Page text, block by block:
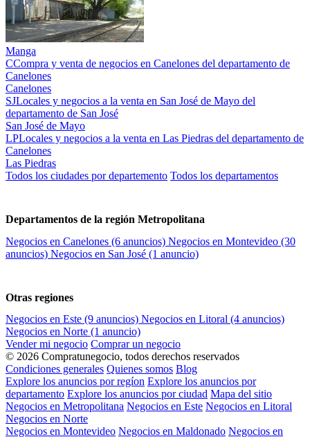
Manga
CCompra y venta de negocios en Canelones del departamento de
Canelones
Canelones
SJLocales y negocios a la venta en San José de Mayo del
departamento de San José
San José de Mayo
LPLocales y negocios a la venta en Las Piedras del departamento de
Canelones
Las Piedras
Todos los ciudades por departemento Todos los departamentos
Departamentos de la región Metropolitana
Negocios en Canelones (6 anuncios) Negocios en Montevideo (30
anuncios) Negocios en San José (1 anuncio)
Otras regiones
Negocios en Este (9 anuncios) Negocios en Litoral (4 anuncios)
Negocios en Norte (1 anuncio)
Vender mi negocio Comprar un negocio
© 2026 Compratunegocio, todos derechos reservados
Condiciones generales Quienes somos Blog
Explore los anuncios por regíon Explore los anuncios por
departamento Explore los anuncios por ciudad Mapa del sitio
Negocios en Metropolitana Negocios en Este Negocios en Litoral
Negocios en Norte
Negocios en Montevideo Negocios en Maldonado Negocios en